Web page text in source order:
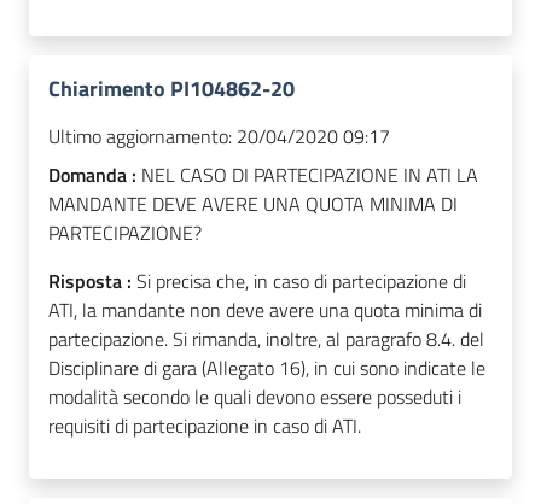
Chiarimento PI104862-20
Ultimo aggiornamento: 20/04/2020 09:17
Domanda : NEL CASO DI PARTECIPAZIONE IN ATI LA
MANDANTE DEVE AVERE UNA QUOTA MINIMA DI
PARTECIPAZIONE?
Risposta : Si precisa che, in caso di partecipazione di
ATI, la mandante non deve avere una quota minima di
partecipazione. Si rimanda, inoltre, al paragrafo 8.4. del
Disciplinare di gara (Allegato 16), in cui sono indicate le
modalità secondo le quali devono essere posseduti i
requisiti di partecipazione in caso di ATI.